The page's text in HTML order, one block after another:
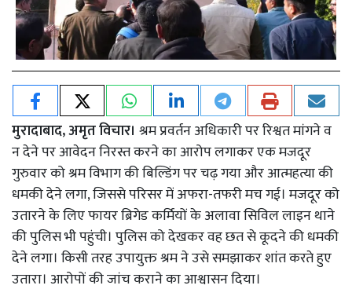
मुरादाबाद, अमृत विचार। श्रम प्रवर्तन अधिकारी पर रिश्वत मांगने व
न देने पर आवेदन निरस्त करने का आरोप लगाकर एक मजदूर
गुरुवार को श्रम विभाग की बिल्डिंग पर चढ़ गया और आत्महत्या की
धमकी देने लगा, जिससे परिसर में अफरा-तफरी मच गई। मजदूर को
उतारने के लिए फायर ब्रिगेड कर्मियों के अलावा सिविल लाइन थाने
की पुलिस भी पहुंची। पुलिस को देखकर वह छत से कूदने की धमकी
देने लगा। किसी तरह उपायुक्त श्रम ने उसे समझाकर शांत करते हुए
उतारा। आरोपों की जांच कराने का आश्वासन दिया।